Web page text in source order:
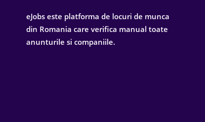
eJobs este platforma de locuri de munca
din Romania care verifica manual toate
anunturile si companiile.